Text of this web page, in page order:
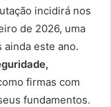
incidirá nos
de 2026, uma
este ano.
firmas com
fundamentos.